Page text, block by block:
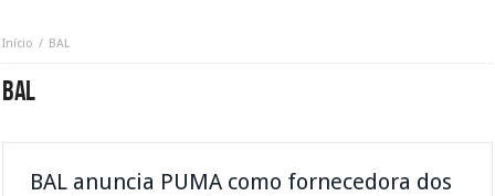
Início BAL
BAL
BAL anuncia PUMA como fornecedora dos